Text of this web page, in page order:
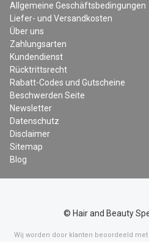
Allgemeine Geschäftsbedingungen
Liefer- und Versandkosten
Über uns
Zahlungsarten
Kundendienst
Rücktrittsrecht
Rabatt-Codes und Gutscheine
Beschwerden Seite
Newsletter
Datenschutz
Disclaimer
Sitemap
Blog
© Hair and Beauty
Wij worden door klanten beoordeeld met